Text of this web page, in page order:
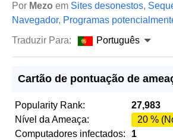
Por Mezo em Sites desonestos,
Navegador, Programas
Traduzir Para:
Português
Cartão de pontuação de
Popularity Rank:
27,983
Nível da Ameaça:
20 %
Computadores infectados:
1